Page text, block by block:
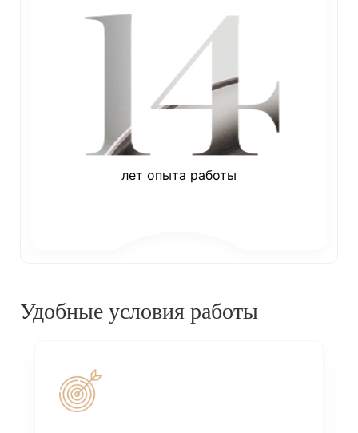
лет опыта работы
Удобные условия работы